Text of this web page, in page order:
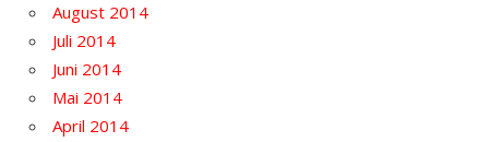
August 2014
Juli 2014
Juni 2014
Mai 2014
April 2014